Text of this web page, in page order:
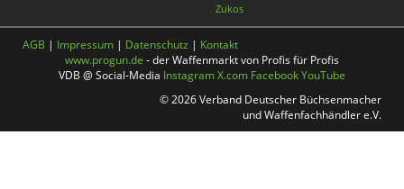
Zukos
AGB | Impressum | Datenschutz | Kontakt
www.progun.de - der Waffenmarkt von Profis für Profis
VDB @ Social-Media InstagramX.com FacebookYouTube
© 2026 Verband Deutscher Büchsenmacher
und Waffenfachhändler e.V.